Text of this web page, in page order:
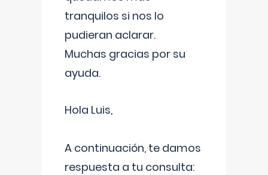
tranquilos si nos lo
pudieran aclarar.
Muchas gracias por su
ayuda.
Hola Luis,
A continuación, te damos
respuesta a tu consulta: